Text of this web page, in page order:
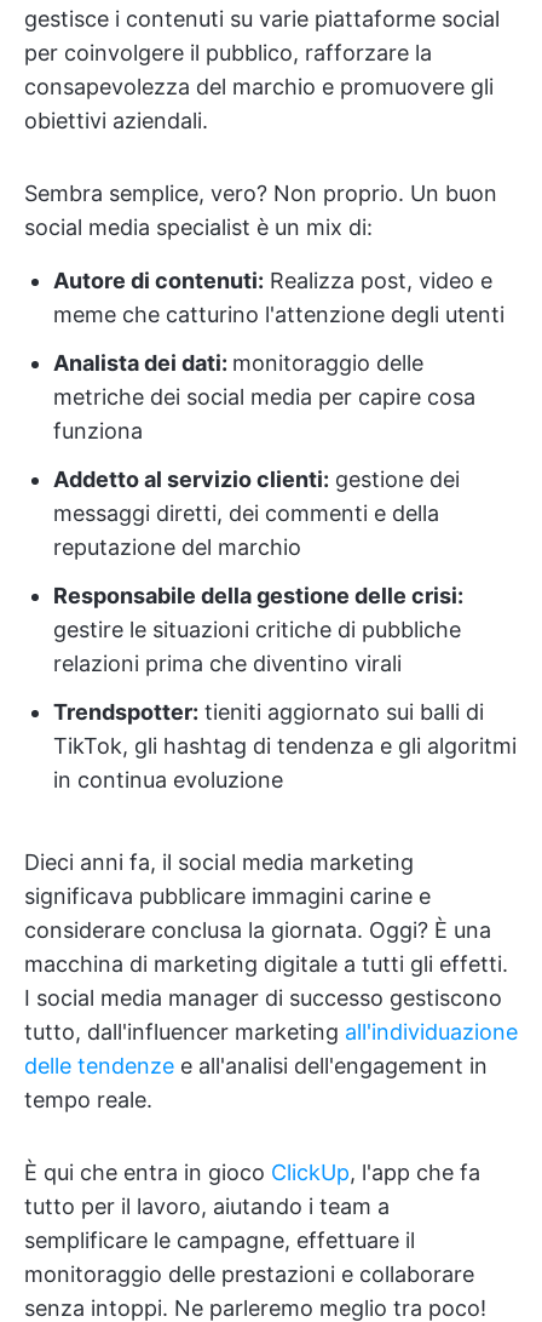
gestisce i contenuti su varie piattaforme social
per coinvolgere il pubblico, rafforzare la
consapevolezza del marchio e promuovere gli
obiettivi aziendali.
Sembra semplice, vero? Non proprio. Un buon
social media specialist è un mix di:
Autore di contenuti: Realizza post, video e
meme che catturino l'attenzione degli utenti
Analista dei dati: monitoraggio delle
metriche dei social media per capire cosa
funziona
Addetto al servizio clienti: gestione dei
messaggi diretti, dei commenti e della
reputazione del marchio
Responsabile della gestione delle crisi:
gestire le situazioni critiche di pubbliche
relazioni prima che diventino virali
Trendspotter: tieniti aggiornato sui balli di
TikTok, gli hashtag di tendenza e gli algoritmi
in continua evoluzione
Dieci anni fa, il social media marketing
significava pubblicare immagini carine e
considerare conclusa la giornata. Oggi? È una
macchina di marketing digitale a tutti gli effetti.
I social media manager di successo gestiscono
tutto, dall'influencer marketing all'individuazione
delle tendenze e all'analisi dell'engagement in
tempo reale.
È qui che entra in gioco ClickUp, l'app che fa
tutto per il lavoro, aiutando i team a
semplificare le campagne, effettuare il
monitoraggio delle prestazioni e collaborare
senza intoppi. Ne parleremo meglio tra poco!